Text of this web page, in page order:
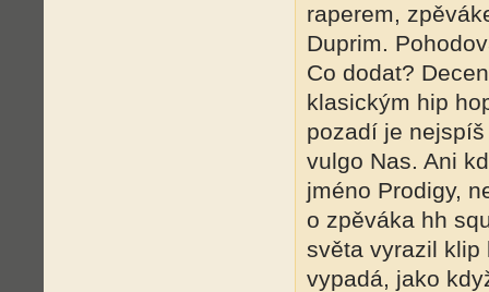
raperem,
Duprim.
Co dodat?
klasickým hip
pozadí je
vulgo Nas. Ani
jméno Prodigy,
o zpěváka hh
světa vyrazil klip
vypadá, jako